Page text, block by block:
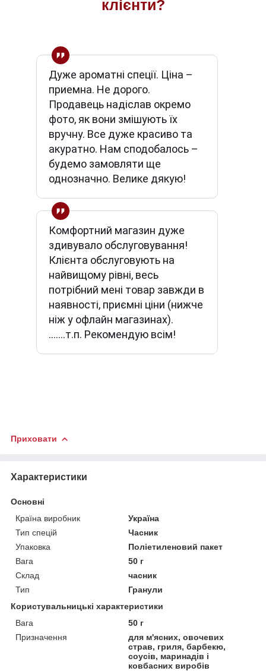
клієнти?
Дуже ароматні спеції. Ціна –
приемна. Не дорого.
Продавець надіслав окремо
фото, як вони змішують їх
вручну. Все дуже красиво та
акуратно. Нам сподобалось –
будемо замовляти ще
однозначно. Велике дякую!
Комфортний магазин дуже
здивувало обслуговування!
Клієнта обслуговують на
найвищому рівні, весь
потрібний мені товар завжди в
наявності, приємні ціни (нижче
ніж у офлайн магазинах).
.......т.п. Рекомендую всім!
Приховати
Характеристики
Основні
Країна виробник
Україна
Тип спецій
Часник
Упаковка
Поліетиленовий пакет
Вага
50 г
Склад
часник
Тип
Гранули
Користувальницькі характеристики
Вага
50 г
Призначення
для м'ясних, овочевих
страв, гриля, барбекю,
соусів, маринадів і
ковбасних виробів